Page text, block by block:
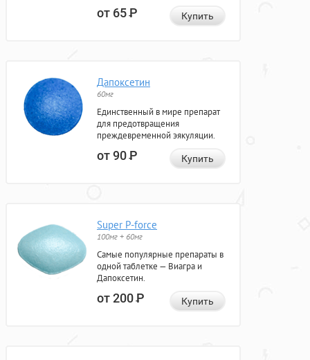
от 65Р Купить
Дапоксетин
60мг
Единственный в мире препарат
для предотвращения
преждевременной эякуляции.
от 90Р Купить
Super P-force
100мг + 60мг
Самые популярные препараты в
одной таблетке — Виагра и
Дапоксетин.
от 200Р Купить